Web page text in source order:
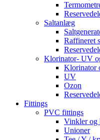
Saltanlæg
Raffineret
Klorinator- UV
Klorinator
UV
Ozon
Fittings
PVC fittings
Vinkler og
Unioner